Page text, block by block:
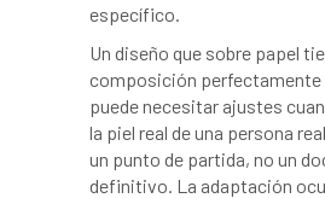
específico.
Un diseño que sobre papel
composición perfectamente
puede necesitar ajustes
la piel real de una persona
un punto de partida, no un
definitivo. La adaptación